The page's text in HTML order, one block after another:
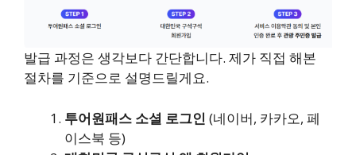
발급 과정은 생각보다 간단합니다. 제가 직접 해본
절차를 기준으로 설명드릴게요.
투어원패스 소셜 로그인 (네이버, 카카오, 페
이스북 등)